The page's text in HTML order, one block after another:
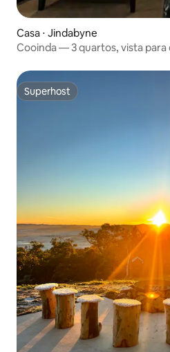
Casa ⋅ Jindabyne
Cooinda — 3 quartos, vista para
Superhost
Superhost